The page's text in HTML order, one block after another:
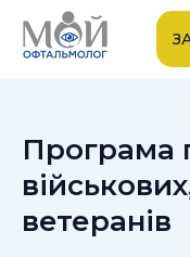
Програма
ветеранів